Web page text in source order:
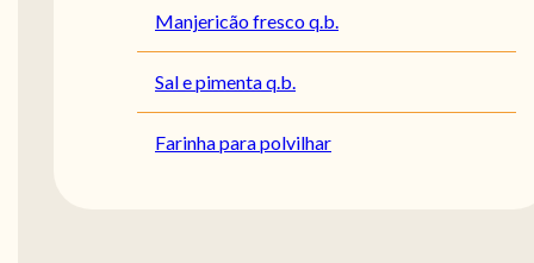
Manjericão fresco q.b.
Sal e pimenta q.b.
Farinha para polvilhar